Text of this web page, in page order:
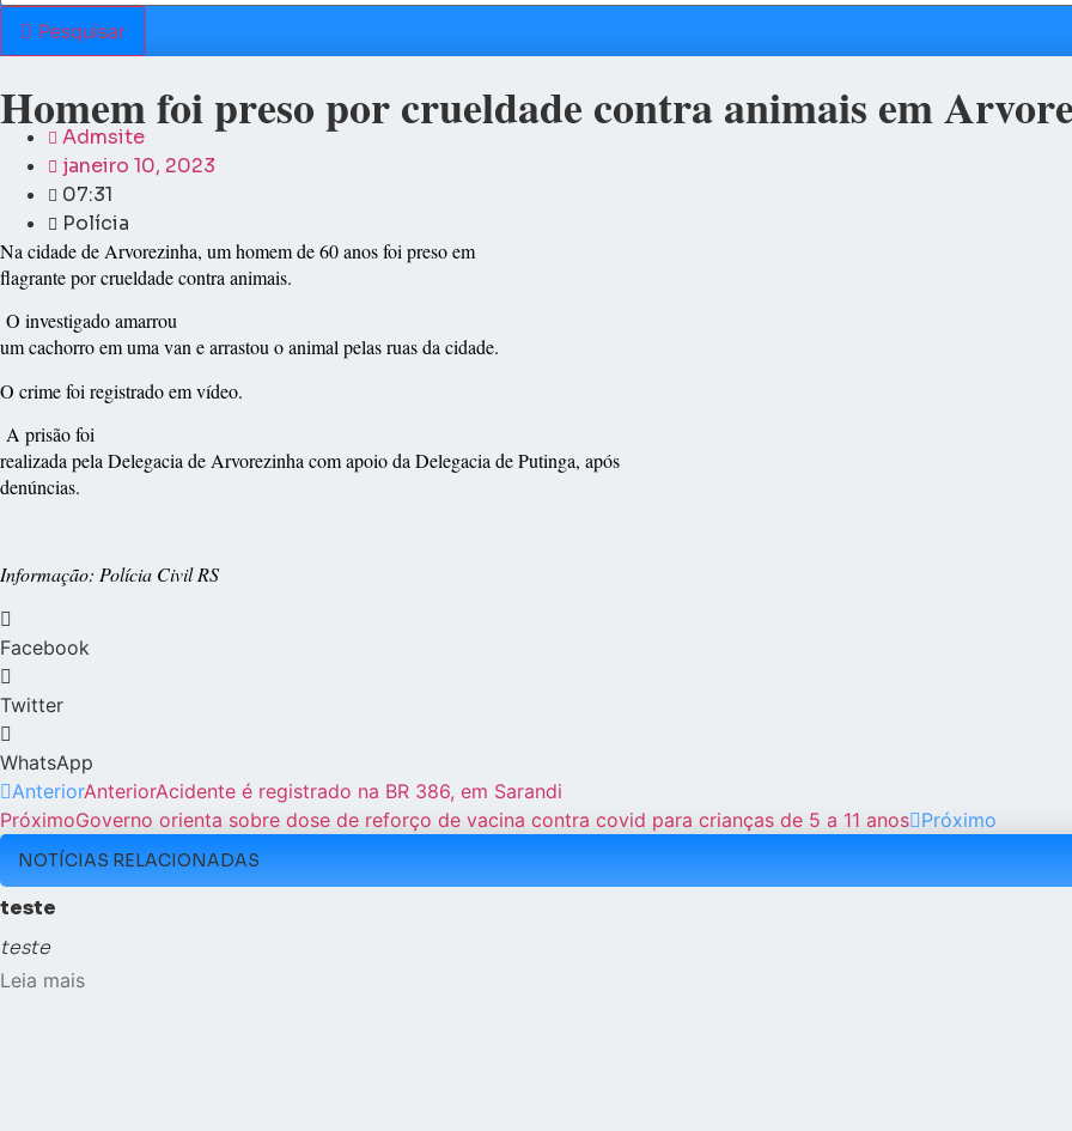
Pesquisar
Homem foi preso por crueldade contra animais em
Admsite
janeiro 10, 2023
07:31
Polícia
Na cidade de Arvorezinha, um homem de 60 anos foi preso em
flagrante por crueldade contra animais.
O investigado amarrou
um cachorro em uma van e arrastou o animal pelas ruas da cidade.
O crime foi registrado em vídeo.
A prisão foi
realizada pela Delegacia de Arvorezinha com apoio da Delegacia de Putinga, após
denúncias.
Informação: Polícia Civil RS
Facebook
Twitter
WhatsApp
AnteriorAnteriorAcidente é registrado na BR 386, em Sarandi
PróximoGoverno orienta sobre dose de reforço de vacina contra covid para crianças de 5 a 11 anos Próximo
NOTÍCIAS RELACIONADAS
teste
teste
Leia mais